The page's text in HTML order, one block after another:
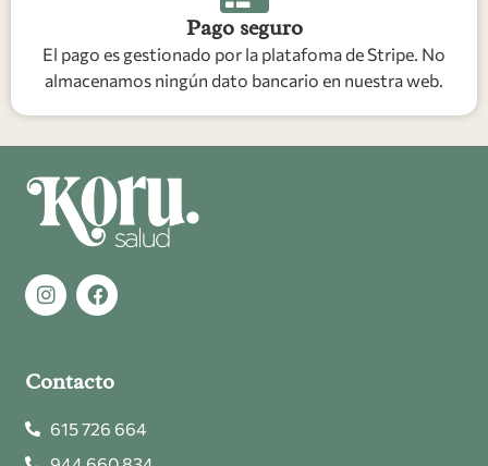
Pago seguro
El pago es gestionado por la platafoma de Stripe. No
almacenamos ningún dato bancario en nuestra web.
Contacto
615 726 664